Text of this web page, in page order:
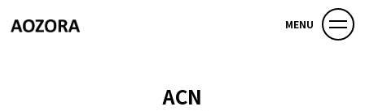
MENU
ACN